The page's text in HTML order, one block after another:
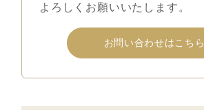
よろしくお願いいたします。
お問い合わせはこちら